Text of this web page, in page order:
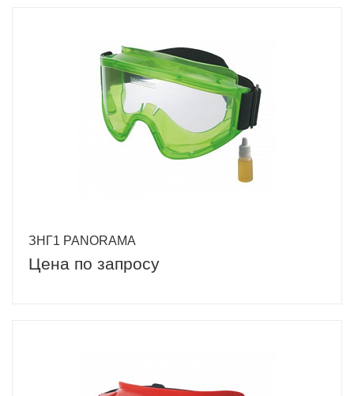
ЗНГ1 PANORAMA
Цена по запросу